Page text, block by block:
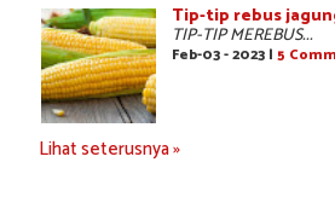
Tip-tip rebus
TIP-TIP MEREBUS...
Feb-03 - 2023 | 5
Lihat seterusnya »